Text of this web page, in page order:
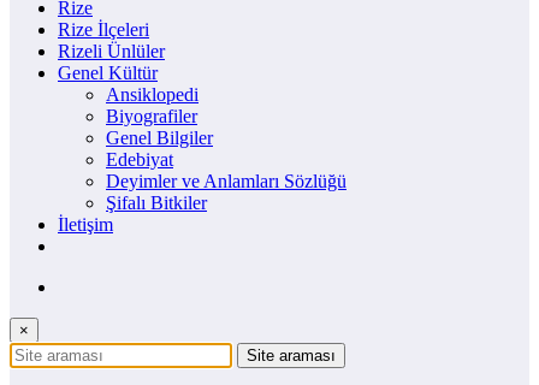
Rize
Rize İlçeleri
Rizeli Ünlüler
Genel Kültür
Ansiklopedi
Biyografiler
Genel Bilgiler
Edebiyat
Deyimler ve Anlamları Sözlüğü
Şifalı Bitkiler
İletişim
×